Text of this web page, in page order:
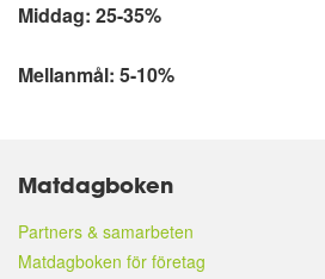
Middag: 25-35%
Mellanmål: 5-10%
Matdagboken
Partners & samarbeten
Matdagboken för företag